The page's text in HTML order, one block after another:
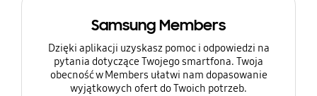
Samsung Members
Dzięki aplikacji uzyskasz pomoc i odpowiedzi na
pytania dotyczące Twojego smartfona. Twoja
obecność w Members ułatwi nam dopasowanie
wyjątkowych ofert do Twoich potrzeb.